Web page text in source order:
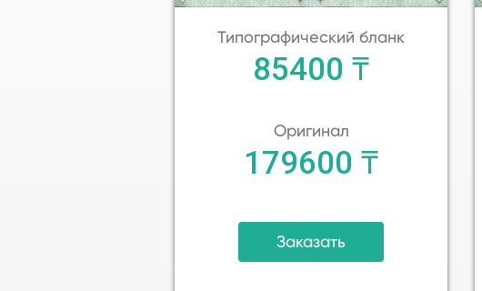
Типографический бланк
85400 ₸
Оригинал
179600 ₸
Заказать